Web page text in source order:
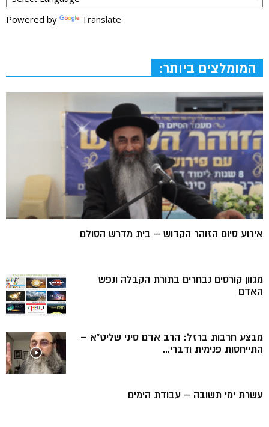
Powered by Translate
המומלצים ביותר:
אירוע סיום הזוהר הקדוש – בית מדרש הסולם
מגוון קורסים נבחרים בתורת הקבלה ונפש
האדם
מבצע חרבות ברזל: הרב אדם סיני שליט”א –
התייחסות פנימית ודברי...
עשרת ימי תשובה – עבודת הימים